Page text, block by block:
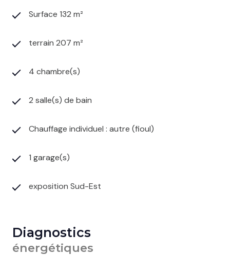
Surface 132 m²
terrain 207 m²
4 chambre(s)
2 salle(s) de bain
Chauffage individuel : autre (fioul)
1 garage(s)
exposition Sud-Est
Diagnostics
énergétiques